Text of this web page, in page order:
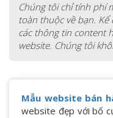
Chúng tôi chỉ tính phí
toàn thuộc về bạn. Kể
các thông tin content
website. Chúng tôi
Mẫu website bán
website đẹp với bố